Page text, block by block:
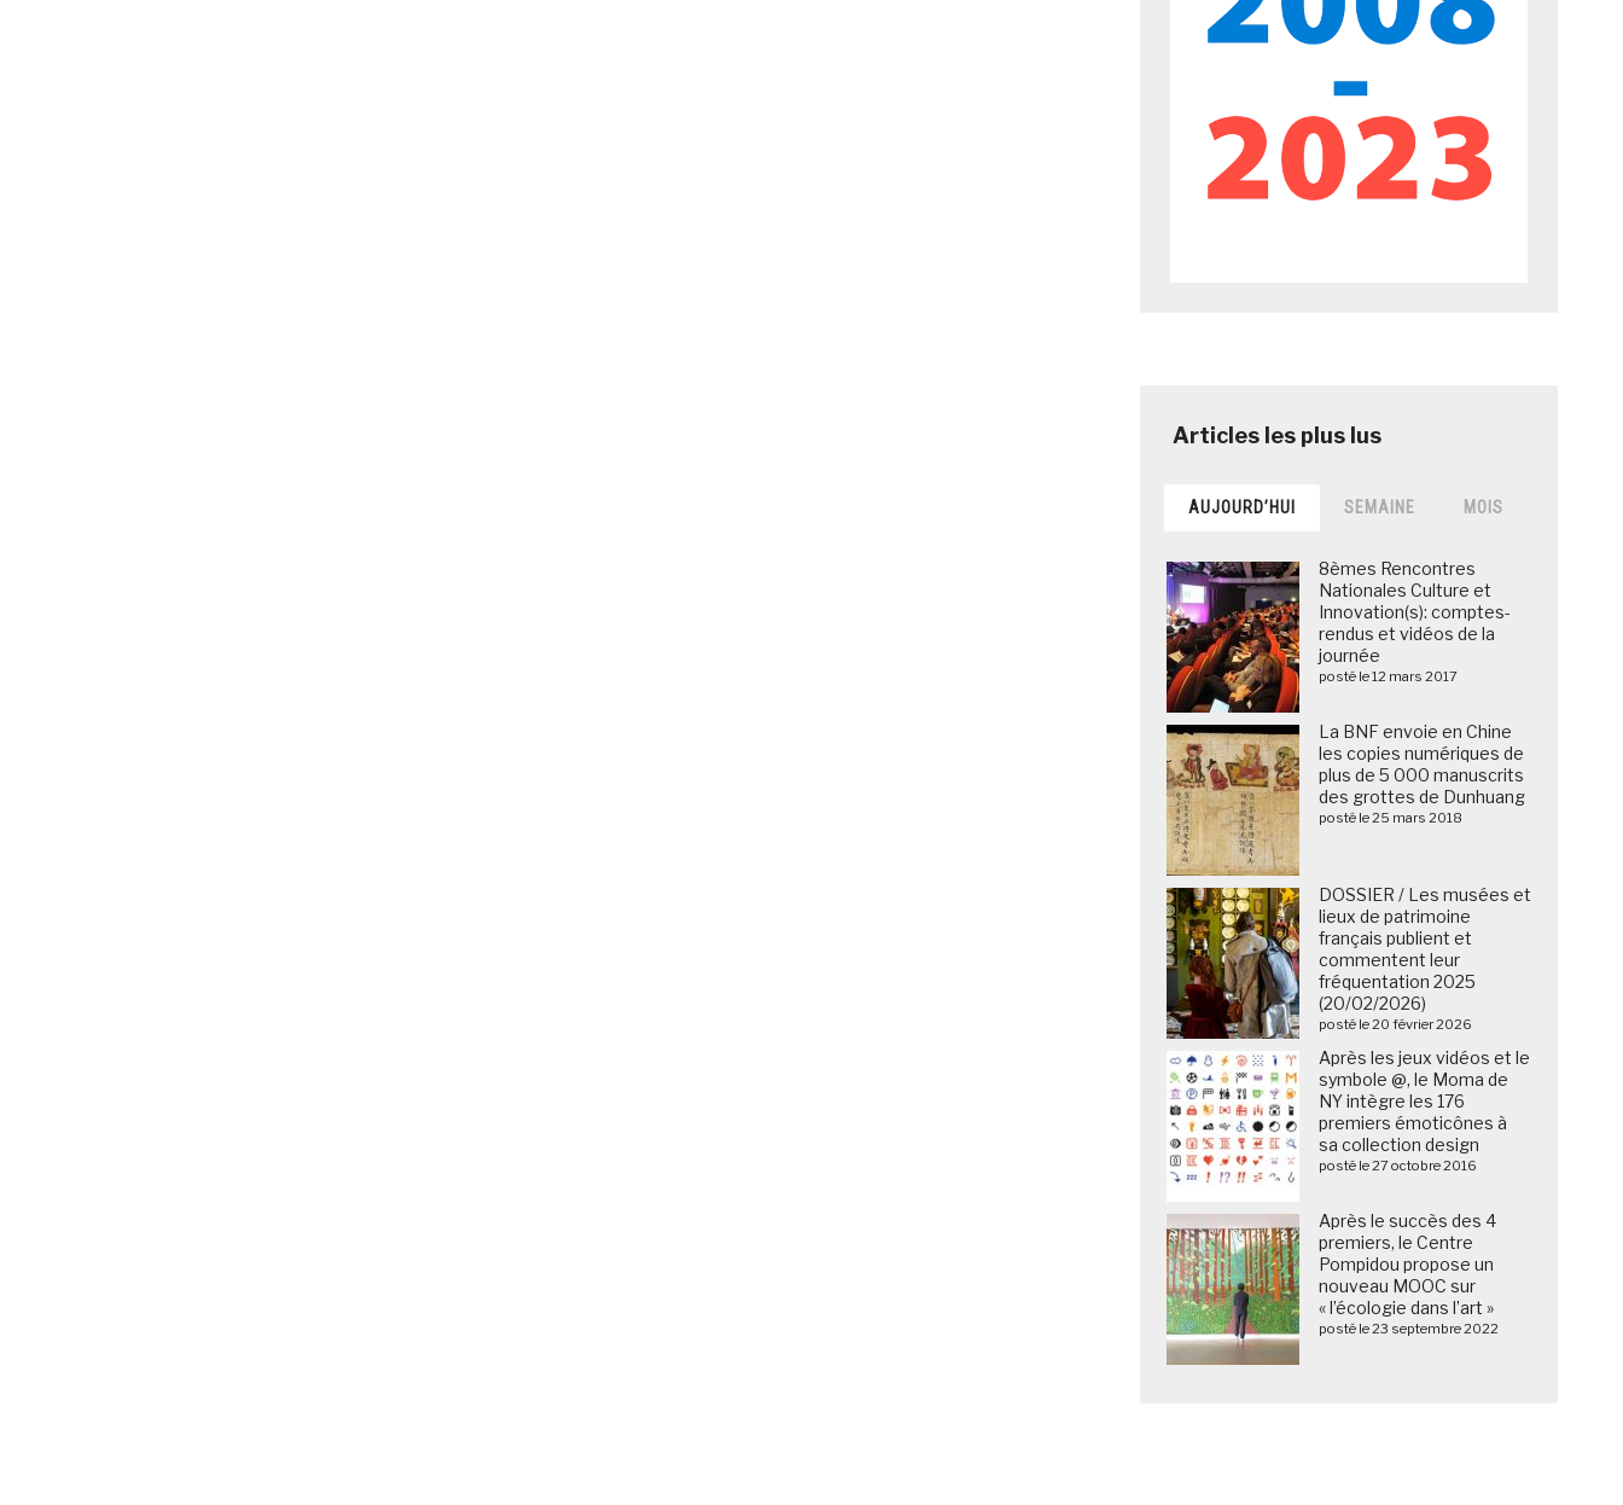
AUJOURD’HUI SEMAINE MOIS
8èmes Rencontres
Nationales Culture et
Innovation(s): comptes-
rendus et vidéos de la
journée
posté le 12 mars 2017
La BNF envoie en Chine
les copies numériques de
plus de 5 000 manuscrits
des grottes de Dunhuang
posté le 25 mars 2018
DOSSIER / Les musées et
lieux de patrimoine
français publient et
commentent leur
fréquentation 2025
(20/02/2026)
posté le 20 février 2026
Après les jeux vidéos et le
symbole @, le Moma de
NY intègre les 176
premiers émoticônes à
sa collection design
posté le 27 octobre 2016
Après le succès des 4
premiers, le Centre
Pompidou propose un
nouveau MOOC sur
« l’écologie dans l’art »
posté le 23 septembre 2022